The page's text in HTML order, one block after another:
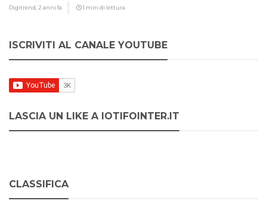
Digitrend, 2 anni fa 1 min di lettura
ISCRIVITI AL CANALE YOUTUBE
LASCIA UN LIKE A IOTIFOINTER.IT
CLASSIFICA